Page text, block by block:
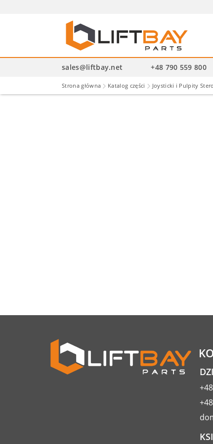
sales@liftbay.net +48 790 559 800
Strona główna Katalog części Joysticki i Pulpity